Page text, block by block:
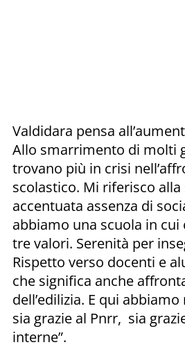
Valdidara pensa
Allo smarrimento di molti
trovano più in crisi
scolastico. Mi riferisco
accentuata assenza di
abbiamo una scuola in
tre valori. Serenità per
Rispetto verso docenti e
che significa anche
dell’edilizia. E qui
sia grazie al Pnrr, sia
interne”.